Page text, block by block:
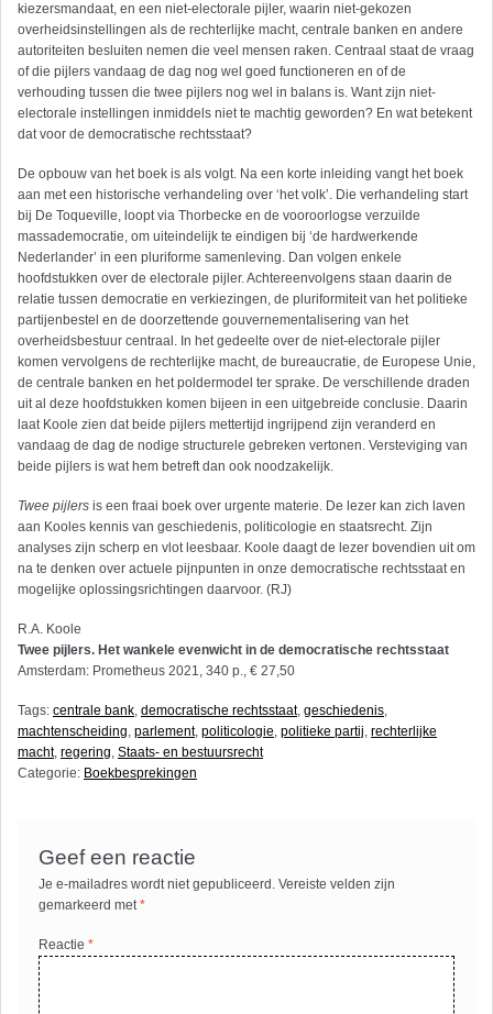
kiezersmandaat, en een niet-electorale pijler, waarin niet-gekozen
overheidsinstellingen als de rechterlijke macht, centrale banken en andere
autoriteiten besluiten nemen die veel mensen raken. Centraal staat de vraag
of die pijlers vandaag de dag nog wel goed functioneren en of de
verhouding tussen die twee pijlers nog wel in balans is. Want zijn niet-
electorale instellingen inmiddels niet te machtig geworden? En wat betekent
dat voor de democratische rechtsstaat?
De opbouw van het boek is als volgt. Na een korte inleiding vangt het boek
aan met een historische verhandeling over ‘het volk’. Die verhandeling start
bij De Toqueville, loopt via Thorbecke en de vooroorlogse verzuilde
massademocratie, om uiteindelijk te eindigen bij ‘de hardwerkende
Nederlander’ in een pluriforme samenleving. Dan volgen enkele
hoofdstukken over de electorale pijler. Achtereenvolgens staan daarin de
relatie tussen democratie en verkiezingen, de pluriformiteit van het politieke
partijenbestel en de doorzettende gouvernementalisering van het
overheidsbestuur centraal. In het gedeelte over de niet-electorale pijler
komen vervolgens de rechterlijke macht, de bureaucratie, de Europese Unie,
de centrale banken en het poldermodel ter sprake. De verschillende draden
uit al deze hoofdstukken komen bijeen in een uitgebreide conclusie. Daarin
laat Koole zien dat beide pijlers mettertijd ingrijpend zijn veranderd en
vandaag de dag de nodige structurele gebreken vertonen. Versteviging van
beide pijlers is wat hem betreft dan ook noodzakelijk.
Twee pijlers is een fraai boek over urgente materie. De lezer kan zich laven
aan Kooles kennis van geschiedenis, politicologie en staatsrecht. Zijn
analyses zijn scherp en vlot leesbaar. Koole daagt de lezer bovendien uit om
na te denken over actuele pijnpunten in onze democratische rechtsstaat en
mogelijke oplossingsrichtingen daarvoor. (RJ)
R.A. Koole
Twee pijlers. Het wankele evenwicht in de democratische rechtsstaat
Amsterdam: Prometheus 2021, 340 p., € 27,50
Tags: centrale bank, democratische rechtsstaat, geschiedenis,
machtenscheiding, parlement, politicologie, politieke partij, rechterlijke
macht, regering, Staats- en bestuursrecht
Categorie: Boekbesprekingen
Geef een reactie
Je e-mailadres wordt niet gepubliceerd. Vereiste velden zijn
gemarkeerd met*
Reactie*